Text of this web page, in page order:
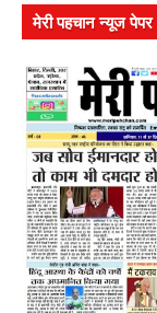
मेरी पहचान न्यूज पेपर